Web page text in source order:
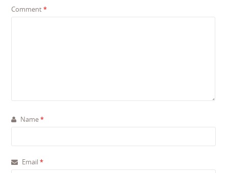
Comment*
Name*
Email*